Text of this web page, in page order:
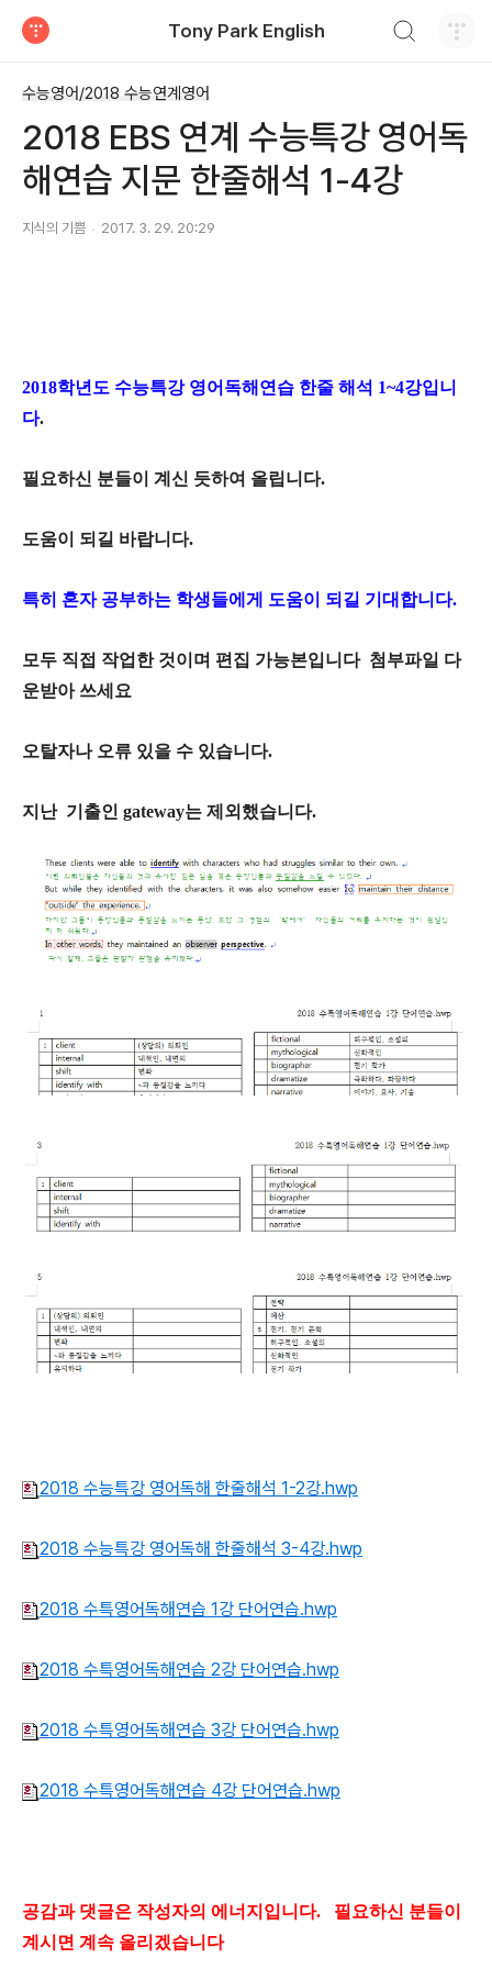
Tony Park English
수능영어/2018 수능연계영어
2018 EBS 연계 수능특강 영어독
해연습 지문 한줄해석 1-4강
지식의 기쁨 2017. 3. 29. 20:29
2018학년도 수능특강 영어독해연습 한줄 해석 1~4강입니
다.
필요하신 분들이 계신 듯하여 올립니다.
도움이 되길 바랍니다.
특히 혼자 공부하는 학생들에게 도움이 되길 기대합니다.
모두 직접 작업한 것이며 편집 가능본입니다 첨부파일 다
운받아 쓰세요
오탈자나 오류 있을 수 있습니다.
지난 기출인 gateway는 제외했습니다.
2018 수능특강 영어독해 한줄해석 1-2강.hwp
2018 수능특강 영어독해 한줄해석 3-4강.hwp
2018 수특영어독해연습 1강 단어연습.hwp
2018 수특영어독해연습 2강 단어연습.hwp
2018 수특영어독해연습 3강 단어연습.hwp
2018 수특영어독해연습 4강 단어연습.hwp
공감과 댓글은 작성자의 에너지입니다. 필요하신 분들이
계시면 계속 올리겠습니다